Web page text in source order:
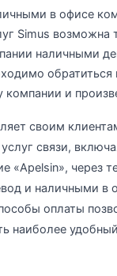
в офисе
Simus возможна
наличными
обратиться
компании и
своим
связи,
«Apelsin», через
и наличными в
оплаты
наиболее